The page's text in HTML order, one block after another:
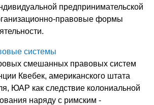
предпринимательской
правовые формы
системы
смешанных правовых систем
Квебек, американского штата
ЮАР как следствие колониальной
наряду с римским -